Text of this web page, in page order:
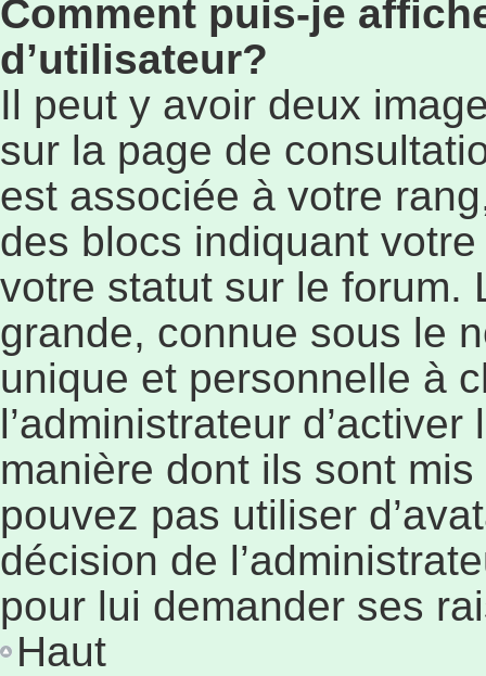
Comment puis-je
d’utilisateur?
Il peut y avoir deux
sur la page de
est associée à votre
des blocs indiquant
votre statut sur le forum.
grande, connue sous le
unique et personnelle à
l’administrateur
manière dont ils sont
pouvez pas utiliser
décision de
pour lui demander ses
Haut